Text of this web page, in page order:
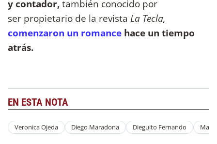
y contador,también conocido por
ser propietario de la revista La Tecla,
comenzaron un romance hace un tiempo
atrás.
EN ESTA NOTA
Veronica Ojeda Diego Maradona Dieguito Fernando